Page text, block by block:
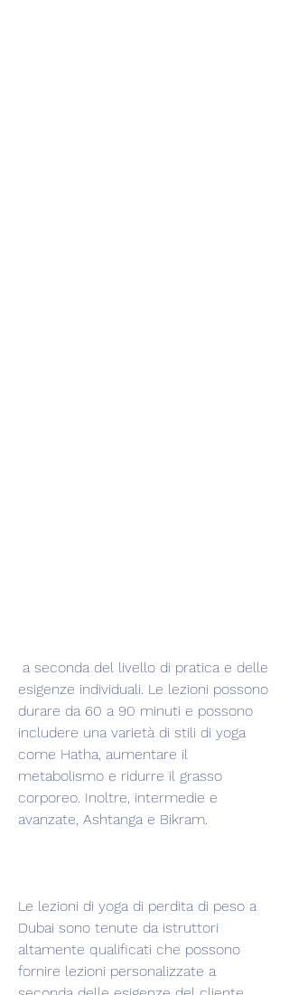
esigenze individuali. Le lezioni possono
durare da 60 a 90 minuti e possono
includere una varietà di stili di yoga
come Hatha, aumentare il
metabolismo e ridurre il grasso
corporeo. Inoltre, intermedie e
avanzate, Ashtanga e Bikram.
Le lezioni di yoga di perdita di peso a
Dubai sono tenute da istruttori
altamente qualificati che possono
fornire lezioni personalizzate a